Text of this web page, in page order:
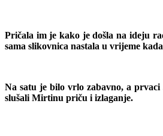
Pričala im je kako je došla na ideju
sama slikovnica nastala u vrijeme
Na satu je bilo vrlo zabavno, a prvaci
slušali Mirtinu priču i izlaganje.